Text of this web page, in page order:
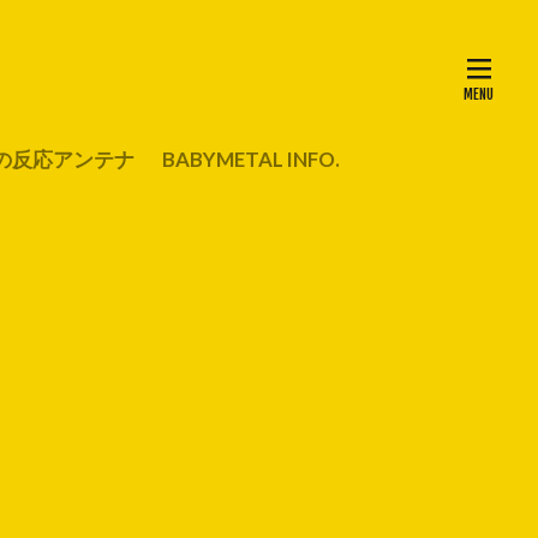
反応アンテナ BABYMETAL INFO.